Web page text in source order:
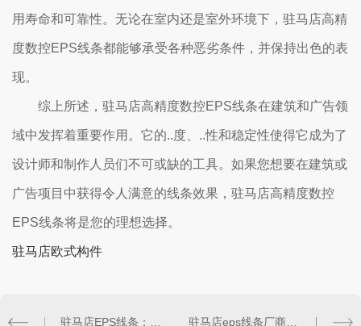
用寿命和可靠性。无论在室内还是室外环境下，驻马店高精
度数控EPS线条都能够承受各种恶劣条件，并保持出色的表
现。
综上所述，驻马店高精度数控EPS线条在建筑和广告领
域中发挥着重要作用。它的..度、..性和稳定性使得它成为了
设计师和制作人员们不可或缺的工具。如果您想要在建筑或
广告项目中获得令人满意的线条效果，驻马店高精度数控
EPS线条将是您的理想选择。
驻马店欧式构件